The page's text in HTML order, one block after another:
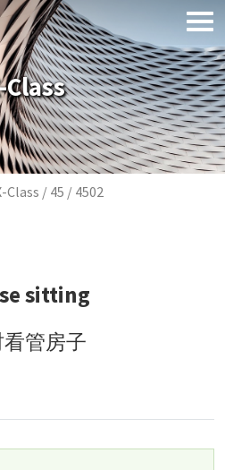
Class
Breadcrumb
Class 45 4502
sitting
管房子